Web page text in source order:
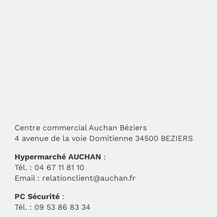
Centre commercial Auchan Béziers
4 avenue de la voie Domitienne 34500 BEZIERS
Hypermarché AUCHAN :
Tél. : 04 67 11 81 10
Email : relationclient@auchan.fr
PC Sécurité :
Tél. : 09 53 86 83 34